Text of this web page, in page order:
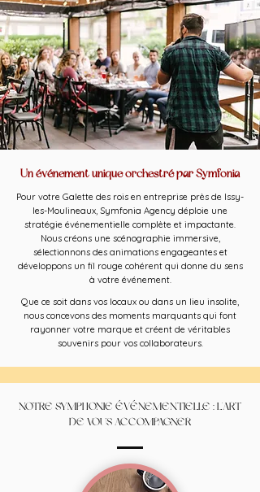
Un événement unique orchestré par Symfonia
Pour votre Galette des rois en entreprise près de Issy-
les-Moulineaux, Symfonia Agency déploie une
stratégie événementielle complète et impactante.
Nous créons une scénographie immersive,
sélectionnons des animations engageantes et
développons un fil rouge cohérent qui donne du sens
à votre événement.
Que ce soit dans vos locaux ou dans un lieu insolite,
nous concevons des moments marquants qui font
rayonner votre marque et créent de véritables
souvenirs pour vos collaborateurs.
NOTRE SYMPHONIE ÉVÉNEMENTIELLE : L'ART
DE VOUS ACCOMPAGNER